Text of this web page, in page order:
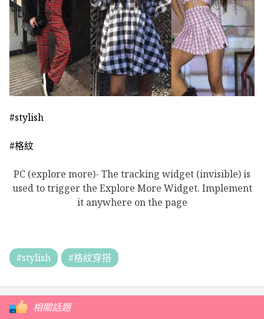
#stylish
#格紋
PC (explore more)- The tracking widget (invisible) is
used to trigger the Explore More Widget. Implement
it anywhere on the page
#stylish #格紋穿搭
相關話題